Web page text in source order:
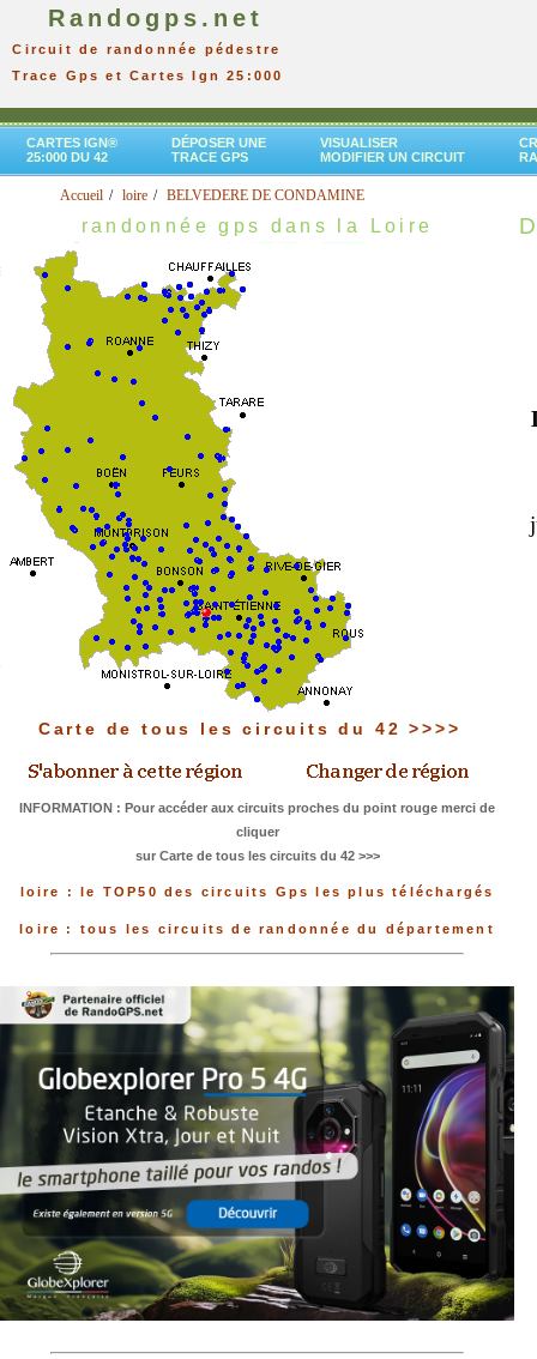
Randogps.net
Circuit de randonnée pédestre
Trace Gps et Cartes Ign 25:000
CARTES IGN®
25:000 DU 42
DÉPOSER UNE
TRACE GPS
VISUALISER
MODIFIER UN CIRCUIT
Accueil loire BELVEDERE DE CONDAMINE
randonnée gps dans la Loire
Carte de tous les circuits du 42 >>>>
INFORMATION : Pour accéder aux circuits proches du point rouge merci de
cliquer
sur Carte de tous les circuits du 42 >>>
loire : le TOP50 des circuits Gps les plus téléchargés
loire : tous les circuits de randonnée du département